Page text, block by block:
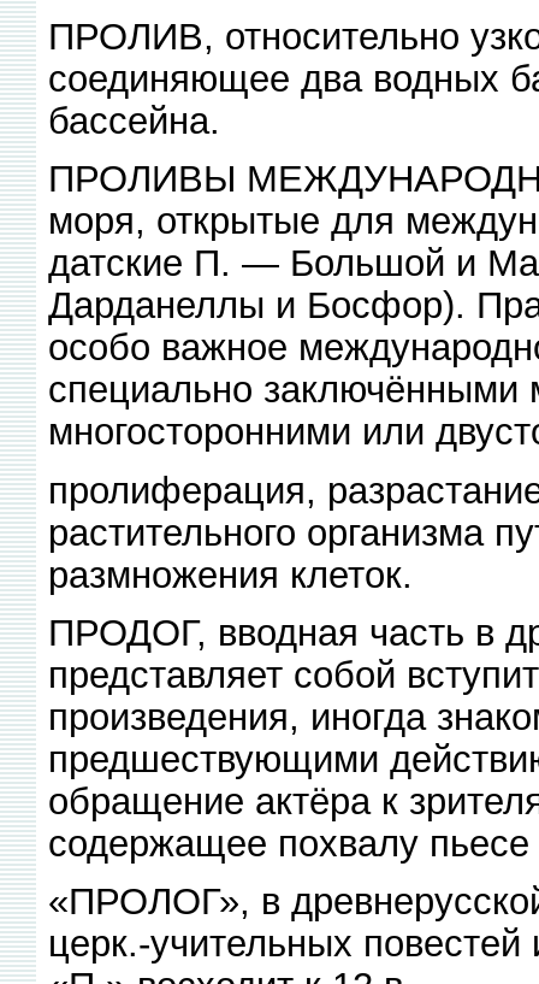
ПРОЛИВ, относительно
соединяющее два водных
бассейна.
ПРОЛИВЫ
моря, открытые для
датские П. — Большой и
Дарданеллы и Босфор).
особо важное
специально
многосторонними или
пролиферация,
растительного организма
размножения клеток.
ПРОДОГ, вводная часть в
представляет собой
произведения, иногда
предшествующими
обращение актёра к
содержащее похвалу пьесе
«ПРОЛОГ», в
церк.-учительных